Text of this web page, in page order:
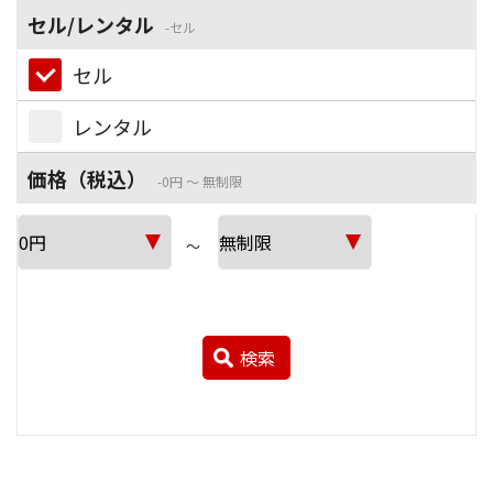
セル/レンタル セル
セル
レンタル
価格（税込）
0円 ～ 無制限
～
検索